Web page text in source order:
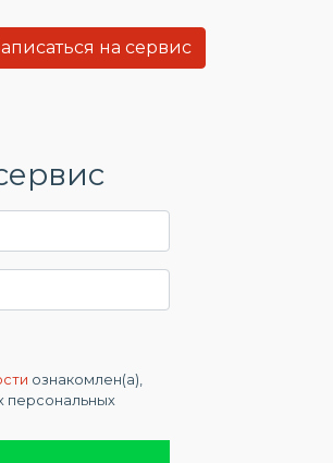
на сервис
ознакомлен(а),
персональных